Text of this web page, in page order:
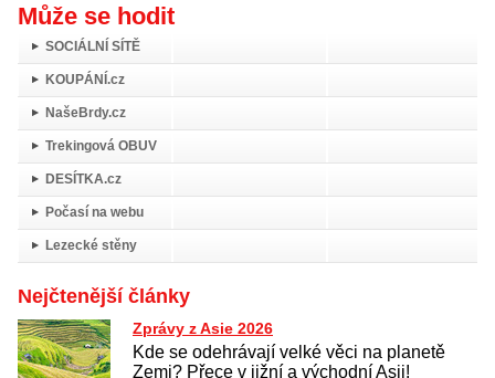
Může se hodit
SOCIÁLNÍ SÍTĚ
KOUPÁNÍ.cz
NašeBrdy.cz
Trekingová OBUV
DESÍTKA.cz
Počasí na webu
Lezecké stěny
Nejčtenější články
Zprávy z Asie 2026
Kde se odehrávají velké věci na planetě
Zemi? Přece v jižní a východní Asii!